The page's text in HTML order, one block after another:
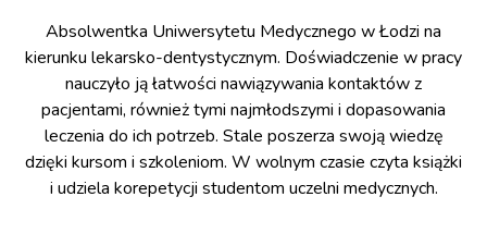
Absolwentka Uniwersytetu Medycznego w Łodzi na
kierunku lekarsko-dentystycznym. Doświadczenie w pracy
nauczyło ją łatwości nawiązywania kontaktów z
pacjentami, również tymi najmłodszymi i dopasowania
leczenia do ich potrzeb. Stale poszerza swoją wiedzę
dzięki kursom i szkoleniom. W wolnym czasie czyta książki
i udziela korepetycji studentom uczelni medycznych.